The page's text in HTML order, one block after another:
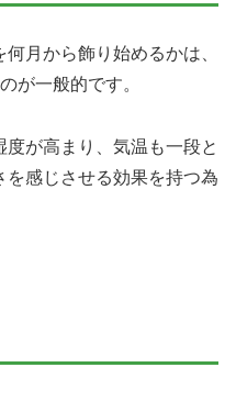
月から飾り始めるかは、
のが一般的です。
が高まり、気温も一段と
を感じさせる効果を持つ為